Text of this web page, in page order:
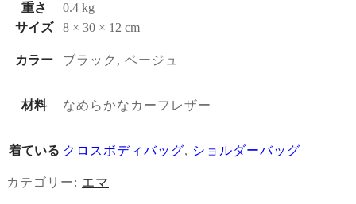
重さ
0.4 kg
サイズ
8 × 30 × 12 cm
カラー ブラック, ベージュ
材料 なめらかなカーフレザー
着ている クロスボディバッグ, ショルダーバッグ
カテゴリー: エマ